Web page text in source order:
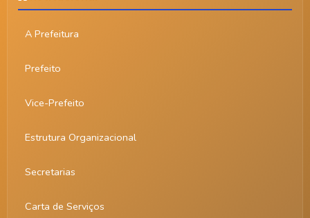
A Prefeitura
Prefeito
Vice-Prefeito
Estrutura Organizacional
Secretarias
Carta de Serviços